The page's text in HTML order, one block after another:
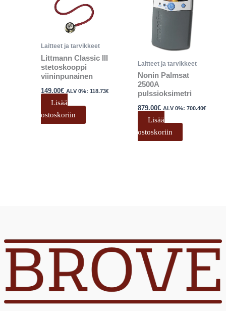
Laitteet ja tarvikkeet
Littmann Classic III
stetoskooppi
viininpunainen
149.00€ ALV 0%:118.73€
Lisää
ostoskoriin
Laitteet ja tarvikkeet
Nonin Palmsat
2500A
pulssioksimetri
879.00€ ALV 0%:700.40€
Lisää
ostoskoriin